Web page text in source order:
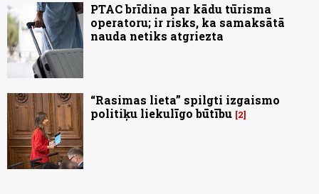
PTAC brīdina par kādu tūrisma
operatoru; ir risks, ka samaksātā
nauda netiks atgriezta
“Rasimas lieta” spilgti izgaismo
politiķu liekulīgo būtību 2